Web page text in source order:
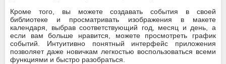
Кроме того, вы можете создавать события в своей
библиотеке и просматривать изображения в макете
календаря, выбрав соответствующий год, месяц и день, а
если вам больше нравится, можете просмотреть график
событий. Интуитивно понятный интерфейс приложения
позволяет даже новичкам легкостью воспользоваться всеми
функциями и быстро разобраться.